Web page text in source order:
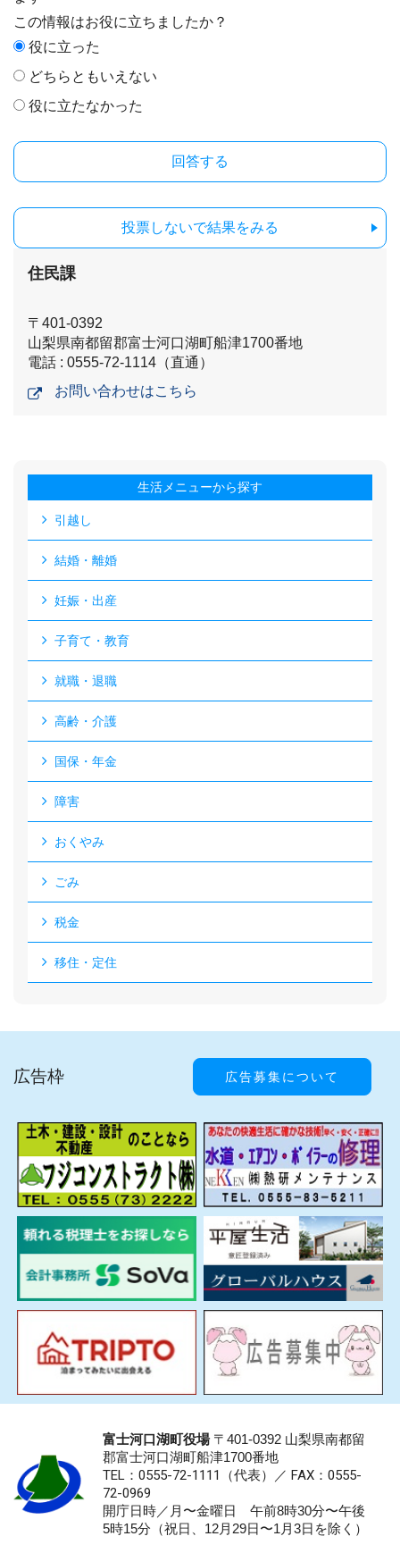
この情報はお役に立ちましたか？
役に立った
どちらともいえない
役に立たなかった
投票しないで結果をみる
住民課
〒401-0392
山梨県南都留郡富士河口湖町船津1700番地
電話 : 0555-72-1114（直通）
お問い合わせはこちら
生活メニューから探す
引越し
結婚・離婚
妊娠・出産
子育て・教育
就職・退職
高齢・介護
国保・年金
障害
おくやみ
ごみ
税金
移住・定住
広告枠 広告募集について
富士河口湖町役場〒401-0392 山梨県南都留
郡富士河口湖町船津1700番地
TEL：0555-72-1111 （代表）／ FAX：0555-
72-0969
開庁日時／月〜金曜日 午前8時30分〜午後
5時15分（祝日、12月29日〜1月3日を除く）